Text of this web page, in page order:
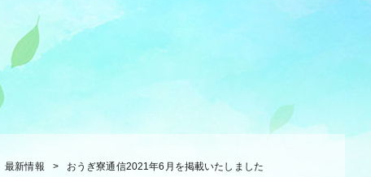
最新情報 おうぎ寮通信2021年6月を掲載いたしました